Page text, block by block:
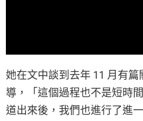
她在文中談到去年 11 月有篇
導，「這個過程也不是短時
道出來後，我們也進行了進